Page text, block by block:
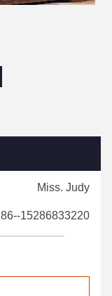
Miss. Judy
86--15286833220